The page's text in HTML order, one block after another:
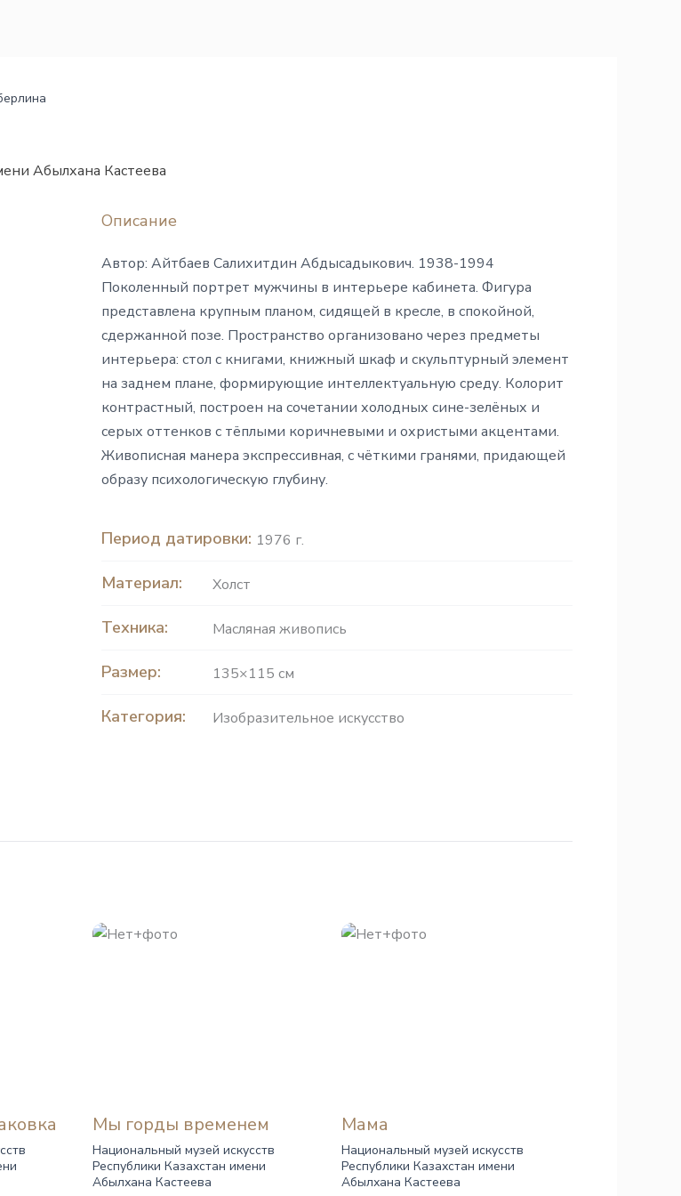
Абылхана Кастеева
Описание
Автор: Айтбаев Салихитдин Абдысадыкович. 1938-1994
Поколенный портрет мужчины в интерьере кабинета. Фигура
представлена крупным планом, сидящей в кресле, в спокойной,
сдержанной позе. Пространство организовано через предметы
интерьера: стол с книгами, книжный шкаф и скульптурный элемент
на заднем плане, формирующие интеллектуальную среду. Колорит
контрастный, построен на сочетании холодных сине-зелёных и
серых оттенков с тёплыми коричневыми и охристыми акцентами.
Живописная манера экспрессивная, с чёткими гранями, придающей
образу психологическую глубину.
Период датировки: 1976 г.
Материал: Холст
Техника: Масляная живопись
Размер: 135×115 см
Категория: Изобразительное искусство
Мы горды временем
Национальный музей искусств
Республики Казахстан имени
Абылхана Кастеева
Мама
Национальный музей искусств
Республики Казахстан имени
Абылхана Кастеева